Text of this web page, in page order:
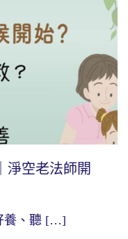
淨空老法師開
養、聽 […]